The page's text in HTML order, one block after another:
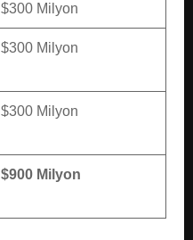
$300 Milyon
$300 Milyon
$300 Milyon
$900 Milyon